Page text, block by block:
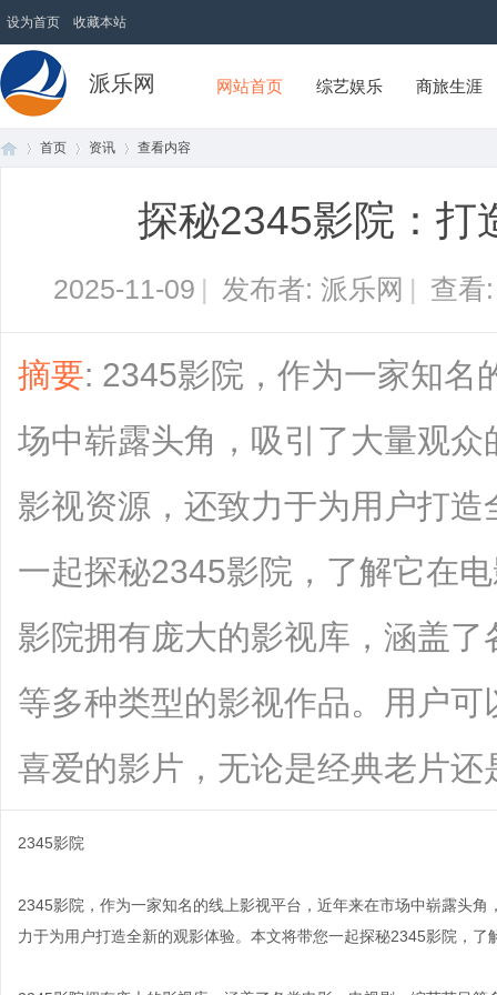
设为首页 收藏本站
派乐网 网站首页 综艺娱乐 商旅生涯
首页 资讯 查看内容
探秘2345影院：打
2025-11-09 | 发布者: 派乐网 | 查
摘要: 2345影院，作为一家知名
场中崭露头角，吸引了大量观
影视资源，还致力于为用户打
一起探秘2345影院，了解它在
影院拥有庞大的影视库，涵盖
等多种类型的影视作品。用户
喜爱的影片，无论是经典老片还
2345影院
2345影院，作为一家知名的线上影视平台，近年来在市场中崭露头
力于为用户打造全新的观影体验。本文将带您一起探秘2345影院，了